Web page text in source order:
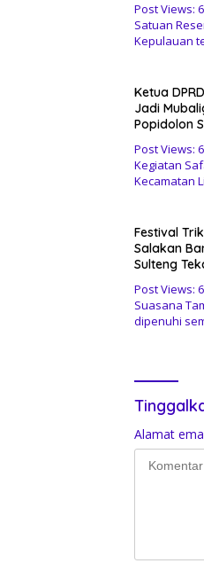
Post Views:
Satuan
Kepulauan
Ketua
Jadi
Popidolon
Post Views:
Kegiatan
Kecamatan
Festival
Salakan
Sulteng
Post Views:
Suasana
dipenuhi
Alamat